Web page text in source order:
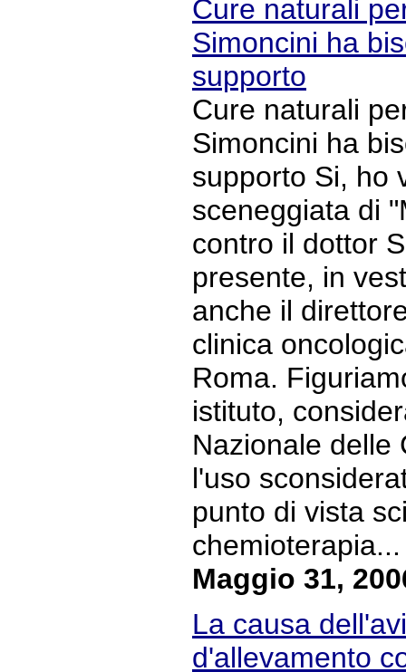
Cure naturali
Simoncini ha
supporto
Cure naturali
Simoncini ha
supporto Si, ho
sceneggiata di
contro il dottor
presente, in
anche il
clinica
Roma.
istituto,
Nazionale delle
l'uso
punto di vista
Maggio 31,
La causa
d'allevamento